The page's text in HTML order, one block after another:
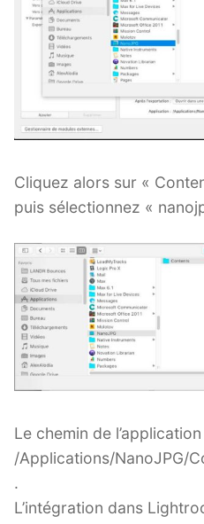
Cliquez alors sur «
puis sélectionnez «
Le chemin de
/Applications/NanoJPG/
.
L’intégration dans